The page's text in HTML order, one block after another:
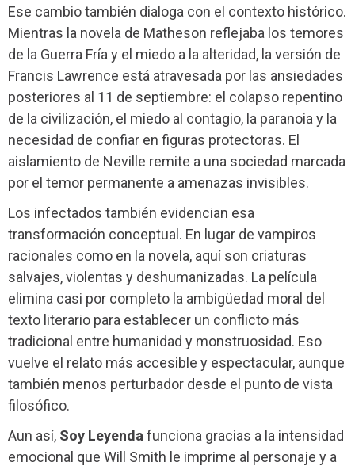
Ese cambio también dialoga con el contexto histórico.
Mientras la novela de Matheson reflejaba los temores
de la Guerra Fría y el miedo a la alteridad, la versión de
Francis Lawrence está atravesada por las ansiedades
posteriores al 11 de septiembre: el colapso repentino
de la civilización, el miedo al contagio, la paranoia y la
necesidad de confiar en figuras protectoras. El
aislamiento de Neville remite a una sociedad marcada
por el temor permanente a amenazas invisibles.
Los infectados también evidencian esa
transformación conceptual. En lugar de vampiros
racionales como en la novela, aquí son criaturas
salvajes, violentas y deshumanizadas. La película
elimina casi por completo la ambigüedad moral del
texto literario para establecer un conflicto más
tradicional entre humanidad y monstruosidad. Eso
vuelve el relato más accesible y espectacular, aunque
también menos perturbador desde el punto de vista
filosófico.
Aun así, Soy Leyenda funciona gracias a la intensidad
emocional que Will Smith le imprime al personaje y a